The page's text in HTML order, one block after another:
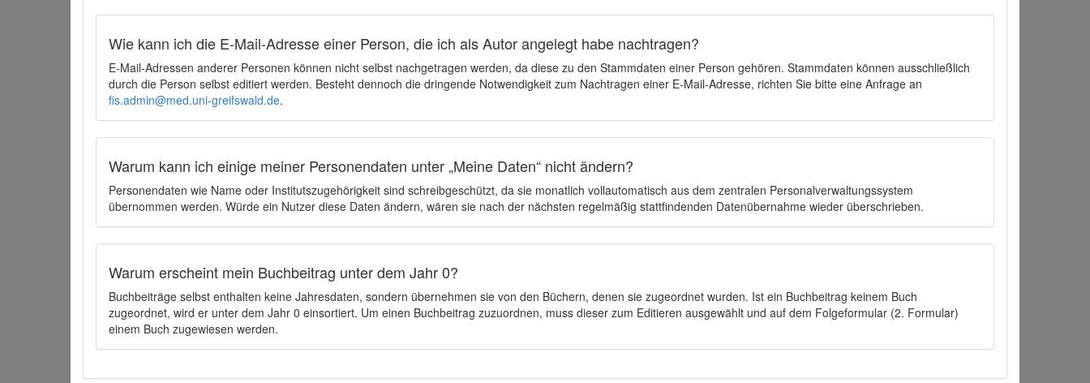
Wie kann ich die E-Mail-Adresse einer Person, die ich als Autor angelegt habe nachtragen?
E-Mail-Adressen anderer Personen können nicht selbst nachgetragen werden, da diese zu den Stammdaten einer Person gehören. Stammdaten können ausschließlich
durch die Person selbst editiert werden. Besteht dennoch die dringende Notwendigkeit zum Nachtragen einer E-Mail-Adresse, richten Sie bitte eine Anfrage an
fis.admin@med.uni-greifswald.de.
Warum kann ich einige meiner Personendaten unter „Meine Daten“ nicht ändern?
Personendaten wie Name oder Institutszugehörigkeit sind schreibgeschützt, da sie monatlich vollautomatisch aus dem zentralen Personalverwaltungssystem
übernommen werden. Würde ein Nutzer diese Daten ändern, wären sie nach der nächsten regelmäßig stattfindenden Datenübernahme wieder überschrieben.
Warum erscheint mein Buchbeitrag unter dem Jahr 0?
Buchbeiträge selbst enthalten keine Jahresdaten, sondern übernehmen sie von den Büchern, denen sie zugeordnet wurden. Ist ein Buchbeitrag keinem Buch
zugeordnet, wird er unter dem Jahr 0 einsortiert. Um einen Buchbeitrag zuzuordnen, muss dieser zum Editieren ausgewählt und auf dem Folgeformular (2. Formular)
einem Buch zugewiesen werden.